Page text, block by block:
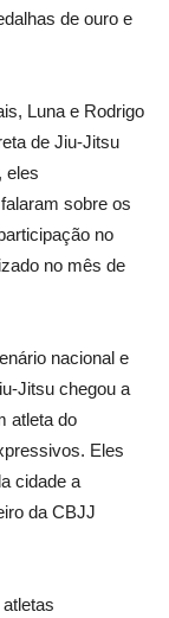
de ouro e
Luna e Rodrigo
de Jiu-Jitsu
eles
sobre os
no
no mês de
nacional e
Jitsu chegou a
atleta do
Eles
cidade a
da CBJJ